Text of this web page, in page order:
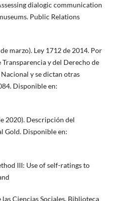
dialogic communication
Public Relations
marzo). Ley 1712 de 2014. Por
Transparencia y del Derecho de
y se dictan otras
Disponible en:
2020). Descripción del
Gold. Disponible en:
III: Use of self-ratings to
Ciencias Sociales. Biblioteca